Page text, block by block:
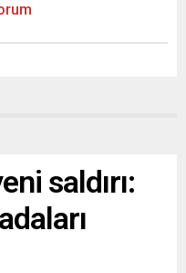
saldırı: